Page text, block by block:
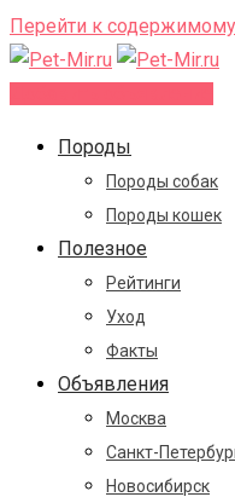
Перейти к содержимому
Породы
Породы собак
Породы кошек
Полезное
Рейтинги
Уход
Факты
Объявления
Москва
Санкт-
Новосибирск